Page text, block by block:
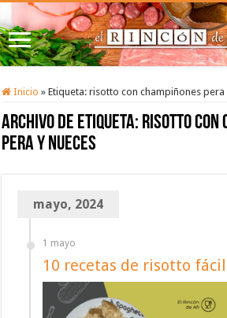
Inicio » Etiqueta:risotto con champiñones pera
Archivo de etiqueta: risotto con
pera y nueces
mayo, 2024
1 mayo
10 recetas de risotto